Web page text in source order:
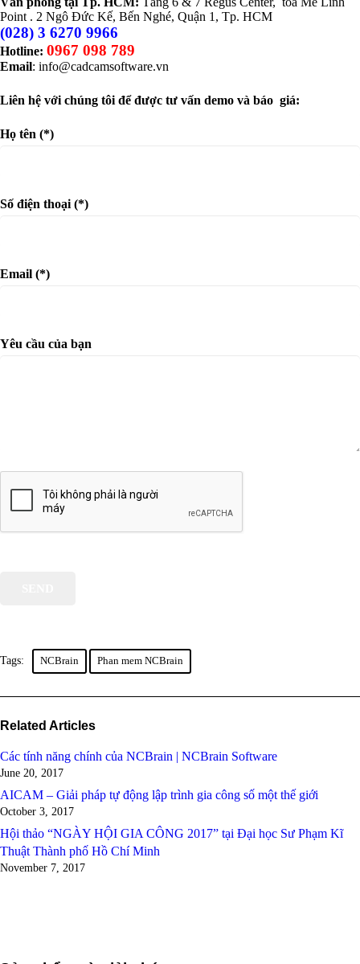
Point . 2 Ngô Đức Kế, Bến Nghé, Quận 1, Tp. HCM
(028) 3 6270 9966
Hotline: 0967 098 789
Email: info@cadcamsoftware.vn
Liên hệ với chúng tôi để được tư vấn demo và báo giá:
Họ tên (*)
Số điện thoại (*)
Email (*)
Yêu cầu của bạn
Tags: NCBrain Phan mem NCBrain
Related Articles
Các tính năng chính của NCBrain | NCBrain Software
June 20, 2017
AICAM – Giải pháp tự động lập trình gia công số một thế giới
October 3, 2017
Hội thảo “NGÀY HỘI GIA CÔNG 2017” tại Đại học Sư Phạm Kĩ
Thuật Thành phố Hồ Chí Minh
November 7, 2017